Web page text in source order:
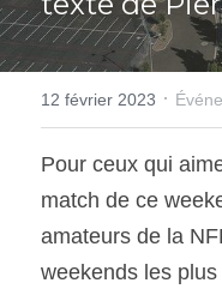
12 février 2023 ·
Pour ceux qui
match de ce
amateurs de la
weekends les